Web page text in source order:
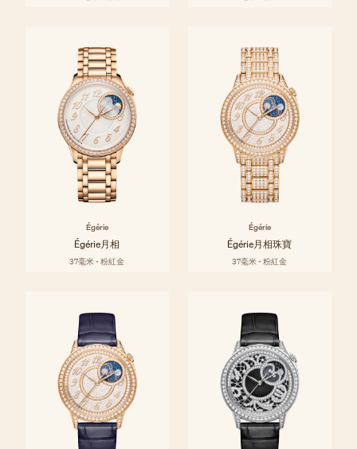
Égérie
Égérie月相
37毫米 - 粉紅金
Égérie
Égérie月相珠寶
37毫米 - 粉紅金